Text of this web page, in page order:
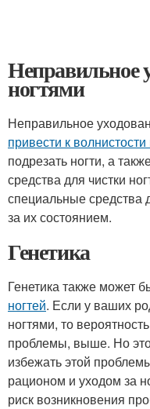
Неправильное
ногтями
Неправильное
привести к волнистости
подрезать ногти, а
средства для чистки
специальные средства
за их состоянием.
Генетика
Генетика также может
ногтей. Если у ваших
ногтями, то
проблемы, выше. Но
избежать этой
рационом и уходом за
риск возникновения